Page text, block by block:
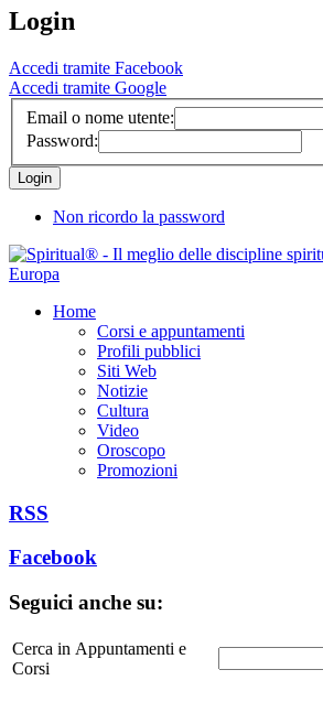
Login
Accedi tramite Facebook
Accedi tramite Google
Email o nome utente:
Password:
Non ricordo la password
Home
Corsi e appuntamenti
Profili pubblici
Siti Web
Notizie
Cultura
Video
Oroscopo
Promozioni
RSS
Facebook
Seguici anche su:
Cerca in Appuntamenti e
Corsi